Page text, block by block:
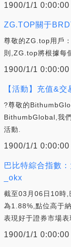
1900/1/1 0:00:00
ZG.TOP關于
尊敬的ZG.top用戶
則,ZG.top將根據每
1900/1/1 0:00:00
【活動】充值&
?尊敬的
BithumbGlobal,我
活動.
1900/1/1 0:00:00
巴比特綜合指數
_okx
截至03月06日10時
為1.88%,點位高于
表現好于證券市場表
1900/1/1 0:00:00